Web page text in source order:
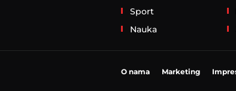
Sport
Nauka
O nama Marketing